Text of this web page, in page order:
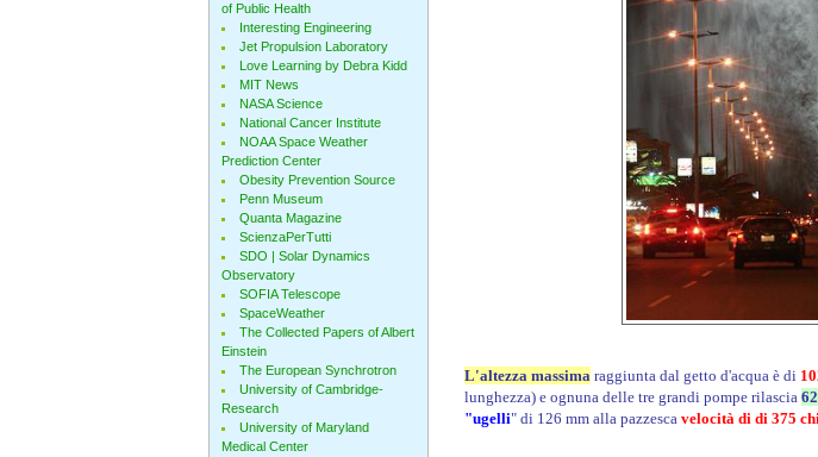
L'altezza massimaraggiunta dal getto d'acqua è di
lunghezza) e ognuna delle tre grandi pompe rilascia
"ugelli" di 126 mm alla pazzesca velocità di di 375
of Public Health
Interesting Engineering
Jet Propulsion Laboratory
Love Learning by Debra Kidd
MIT News
NASA Science
National Cancer Institute
NOAA Space Weather
Prediction Center
Obesity Prevention Source
Penn Museum
Quanta Magazine
ScienzaPerTutti
SDO | Solar Dynamics
Observatory
SOFIA Telescope
SpaceWeather
The Collected Papers of Albert
Einstein
The European Synchrotron
University of Cambridge-
Research
University of Maryland
Medical Center